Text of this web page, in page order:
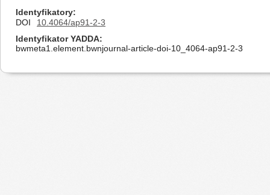
Identyfikatory
DOI
10.4064/ap91-2-3
Identyfikator YADDA
bwmeta1.element.bwnjournal-article-doi-10_4064-ap91-2-3